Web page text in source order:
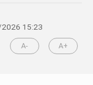
15:23
A- A+